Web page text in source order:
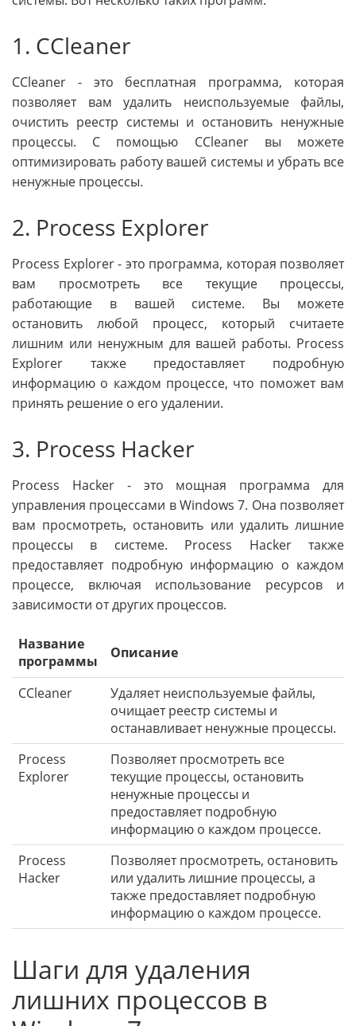
1. CCleaner
CCleaner - это бесплатная программа, которая
позволяет вам удалить неиспользуемые файлы,
очистить реестр системы и остановить ненужные
процессы. С помощью CCleaner вы можете
оптимизировать работу вашей системы и убрать все
ненужные процессы.
2. Process Explorer
Process Explorer - это программа, которая позволяет
вам просмотреть все текущие процессы,
работающие в вашей системе. Вы можете
остановить любой процесс, который считаете
лишним или ненужным для вашей работы. Process
Explorer также предоставляет подробную
информацию о каждом процессе, что поможет вам
принять решение о его удалении.
3. Process Hacker
Process Hacker - это мощная программа для
управления процессами в Windows 7. Она позволяет
вам просмотреть, остановить или удалить лишние
процессы в системе. Process Hacker также
предоставляет подробную информацию о каждом
процессе, включая использование ресурсов и
зависимости от других процессов.
Название
программы
Описание
CCleaner
Удаляет неиспользуемые файлы,
очищает реестр системы и
останавливает ненужные процессы.
Process
Explorer
Позволяет просмотреть все
текущие процессы, остановить
ненужные процессы и
предоставляет подробную
информацию о каждом процессе.
Process
Hacker
Позволяет просмотреть, остановить
или удалить лишние процессы, а
также предоставляет подробную
информацию о каждом процессе.
Шаги для удаления
лишних процессов в